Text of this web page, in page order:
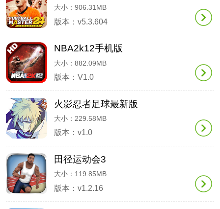
大小：906.31MB
版本：v5.3.604
NBA2k12手机版
大小：882.09MB
版本：V1.0
火影忍者足球最新版
大小：229.58MB
版本：v1.0
田径运动会3
大小：119.85MB
版本：v1.2.16